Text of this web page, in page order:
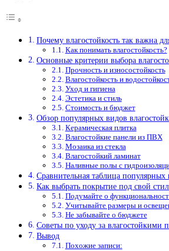
Почему влагостойкость так важна
Как понимать влагостойкость?
Основные критерии выбора
Прочность и износостойкость
Влагостойкость и
Уход и гигиена
Эстетика и стиль
Стоимость и бюджет
Обзор популярных видов
Керамическая плитка
Влагостойкие панели из ПВХ
Мозаика из стекла
Влагостойкий ламинат
Наливные полы с
Сравнительная таблица
Как выбрать покрытие под свой
Подумайте о
Учитывайте размеры и
Не забывайте о бюджете
Советы по уходу за влагостойкими
Вывод
Похожие записи: